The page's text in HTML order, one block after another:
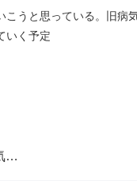
うと思っている。旧病
いく予定
介護保険と医療・病気のすべての記事を表示